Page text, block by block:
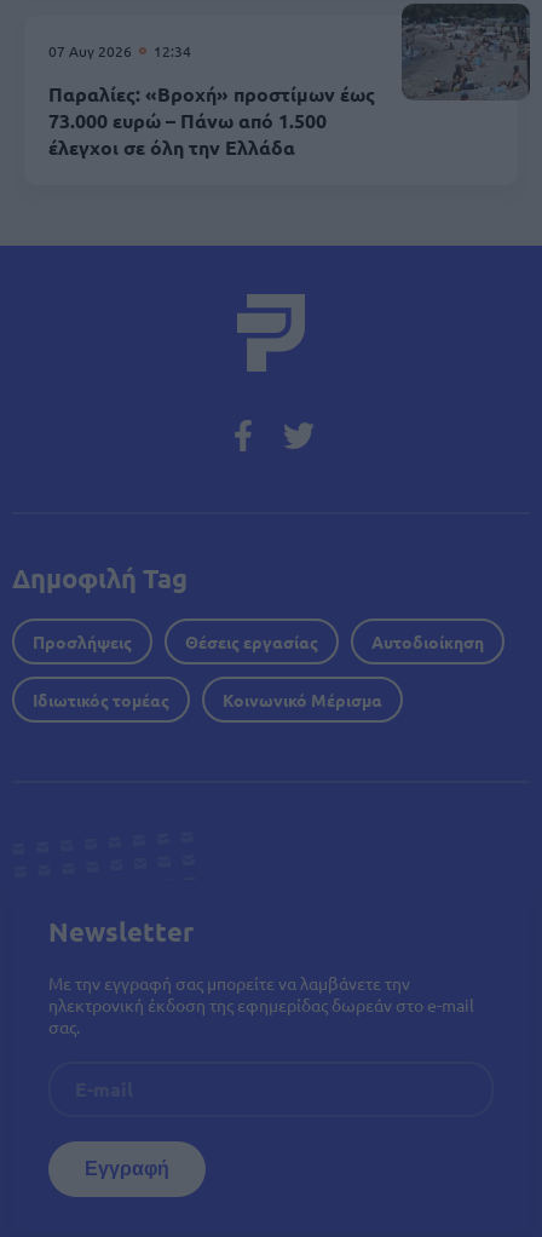
07 Αυγ 2026 12:34
Παραλίες: «Βροχή» προστίμων έως
73.000 ευρώ – Πάνω από 1.500
έλεγχοι σε όλη την Ελλάδα
Δημοφιλή Tag
Προσλήψεις Θέσεις εργασίας Αυτοδιοίκηση
Ιδιωτικός τομέας Κοινωνικό Μέρισμα
Newsletter
Με την εγγραφή σας μπορείτε να λαμβάνετε την
ηλεκτρονική έκδοση της εφημερίδας δωρεάν στο e-mail
σας.